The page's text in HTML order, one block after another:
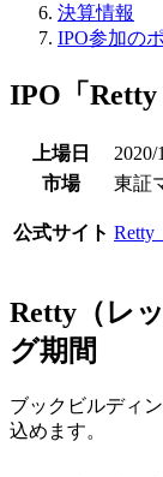
決算情報
IPO参加の
IPO「
上場日 2020/
市場
東証
公式サイト Retty
Retty（レ
グ期間
ブックビルディ
込めます。